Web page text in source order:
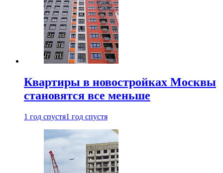
Квартиры в новостройках Москвы
становятся все меньше
1 год спустя1 год спустя